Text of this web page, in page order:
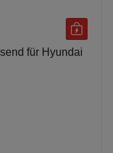
für Hyundai